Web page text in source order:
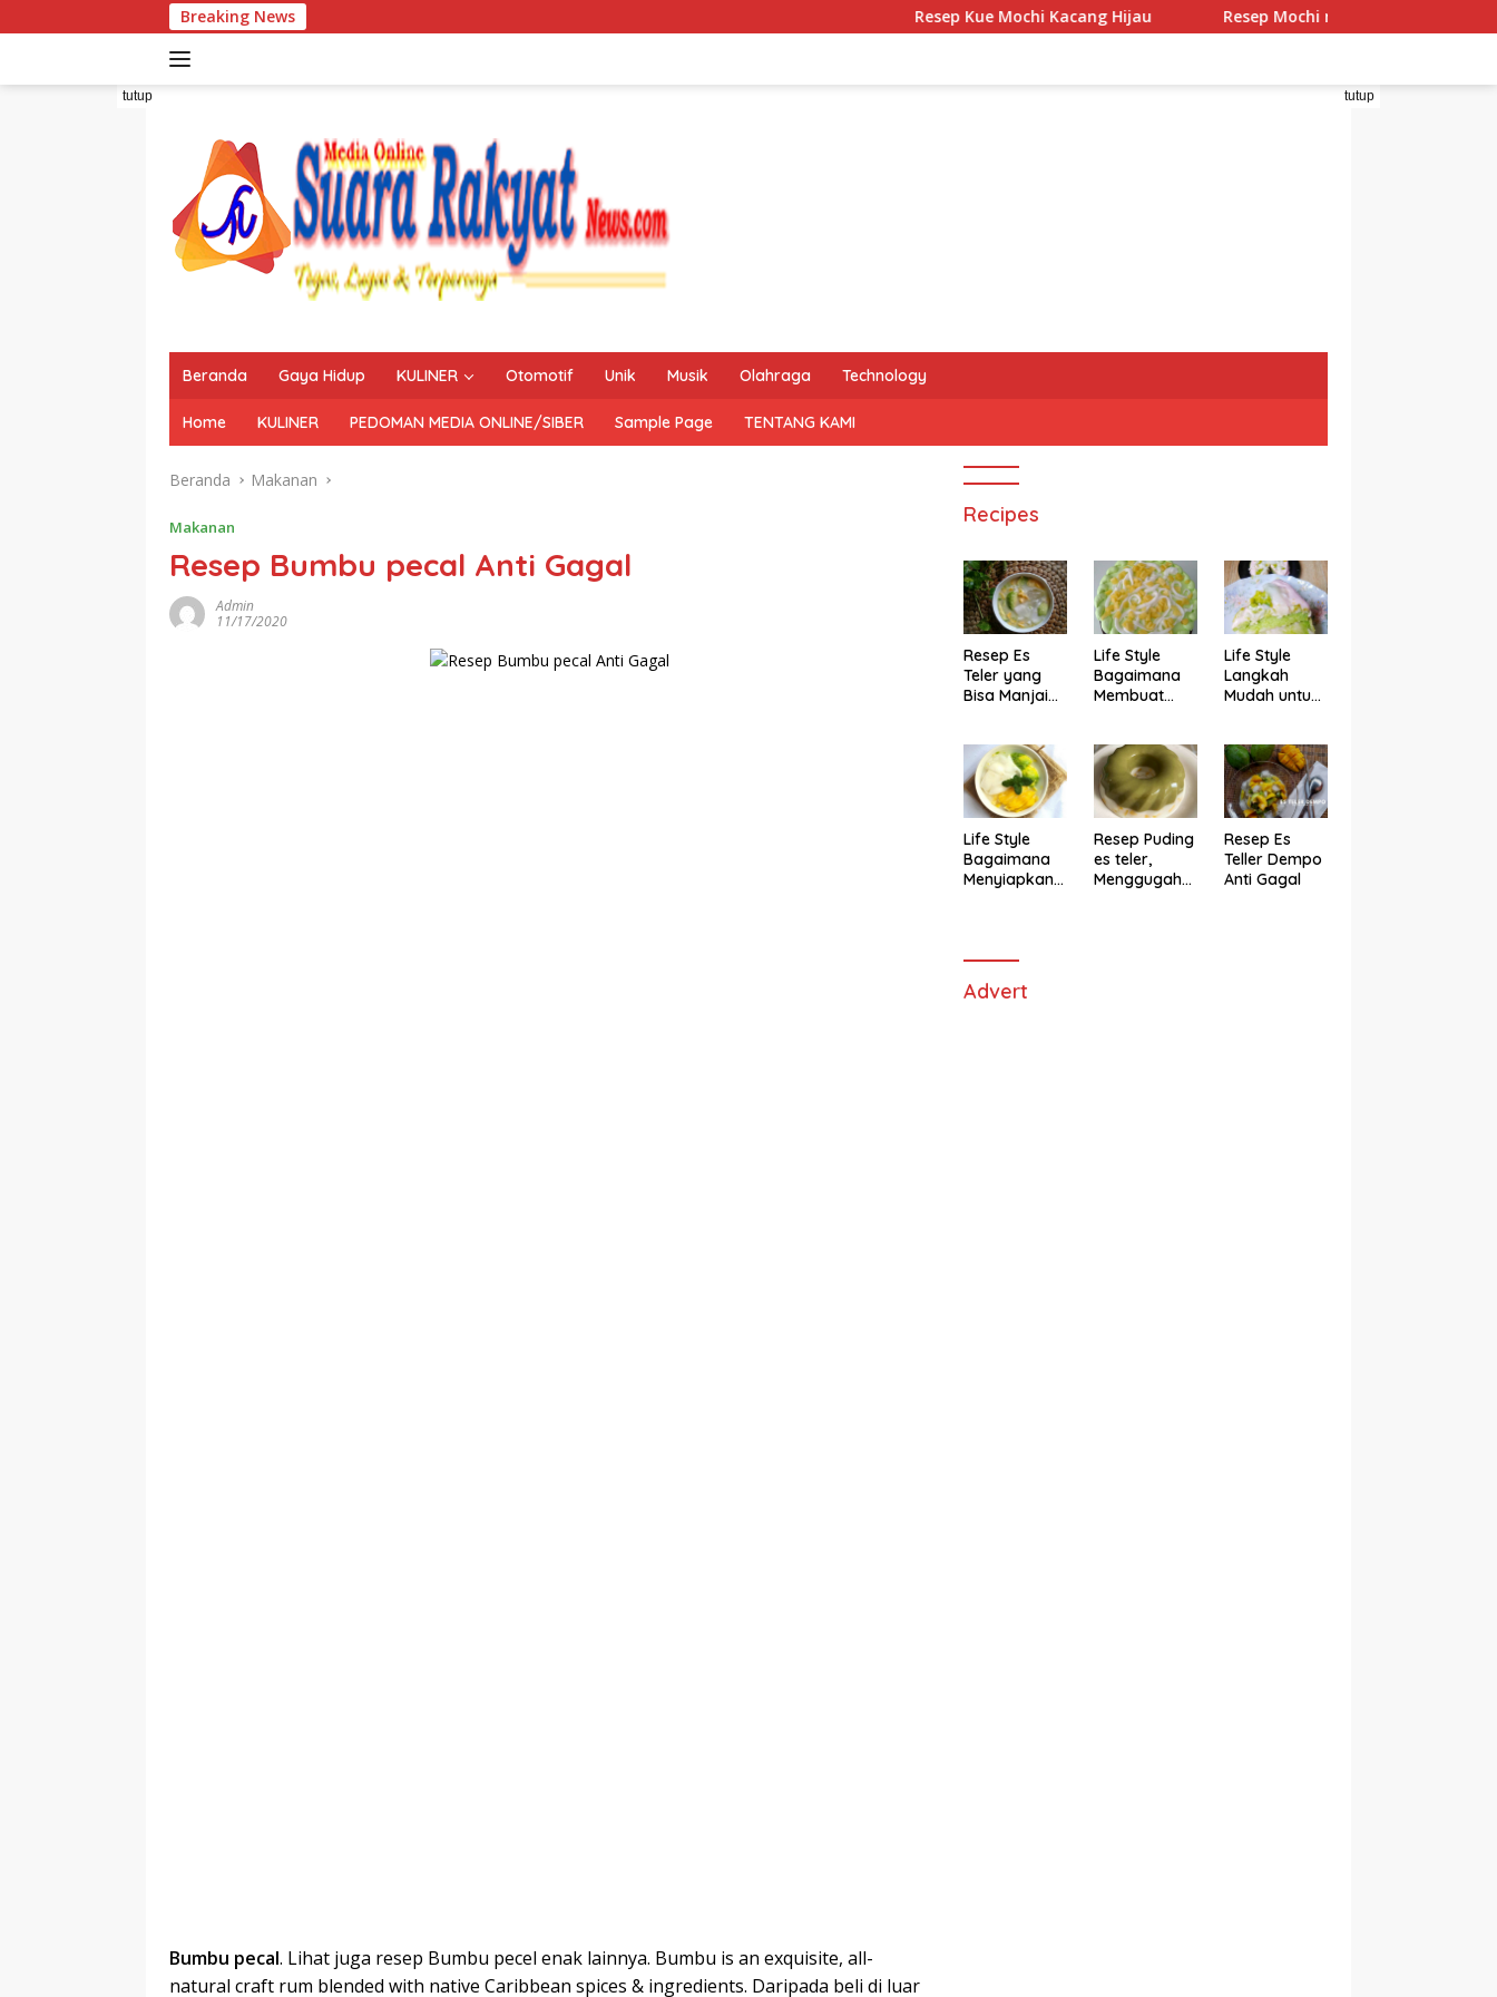
ke
Breaking News Resep Kue Mochi Kacang Hijau Resep Mochi menggo
tutup tutup
Beranda Gaya Hidup KULINER Otomotif Unik Musik Olahraga Technology
Home KULINER PEDOMAN MEDIA ONLINE/SIBER Sample Page TENTANG KAMI
Beranda Makanan
Makanan
Resep Bumbu pecal Anti Gagal
Admin
11/17/2020
Bumbu pecal. Lihat juga resep Bumbu pecel enak lainnya. Bumbu is an exquisite, all-
natural craft rum blended with native Caribbean spices & ingredients. Daripada beli di luar
Recipes
Resep Es
Teler yang
Bisa Manjain
Life Style
Bagaimana
Membuat
Life Style
Langkah
Mudah untuk
Alpukat
Magicom,
Enak Banget
Life Style
Bagaimana
Menyiapkan
Selera
Resep Puding
es teler,
Menggugah
Resep Es
Teller Dempo
Anti Gagal
Advert